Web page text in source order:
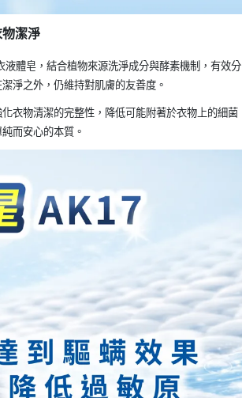
潔淨
體皂，結合植物來源洗淨成分與酵素機制，有效分
淨之外，仍維持對肌膚的友善度。
衣物清潔的完整性，降低可能附著於衣物上的細菌
而安心的本質。